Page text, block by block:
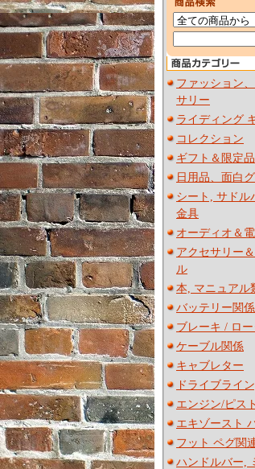
ファッション
サリー
ライディング
コレクション
ギフト＆限定品
日用品、面白
シート, サドル
金具
オーディオ＆
アクセサリー
ル
本, マニュアル
バッテリー関係
ブレーキ / ロ
ケーブル関係
キャブレター
ドライブライ
エンジン/ピス
エキゾースト
フット ペグ関
ハンドルバー,